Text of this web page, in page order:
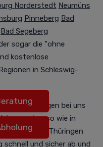
Norderstedt Neumüns
Pinneberg Bad
Bad Segeberg
sogar die "ohne
kostenlose
in Schleswig-
in Thüringen bei uns
... ebenso wie in
in Thüringen
schnell und sicher ab und